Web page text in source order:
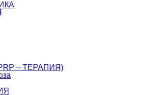
– ТЕРАПИЯ)